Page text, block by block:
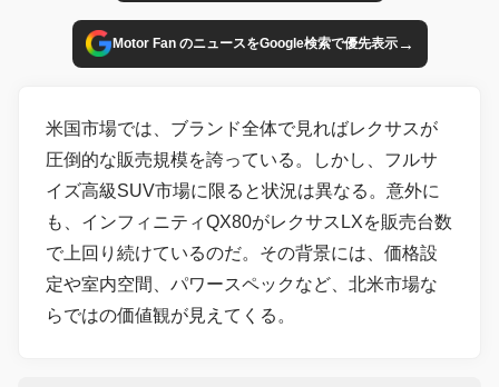
Motor Fan のニュースをGoogle検索で優先表示→
米国市場では、ブランド全体で見ればレクサスが
圧倒的な販売規模を誇っている。しかし、フルサ
イズ高級SUV市場に限ると状況は異なる。意外に
も、インフィニティQX80がレクサスLXを販売台数
で上回り続けているのだ。その背景には、価格設
定や室内空間、パワースペックなど、北米市場な
らではの価値観が見えてくる。